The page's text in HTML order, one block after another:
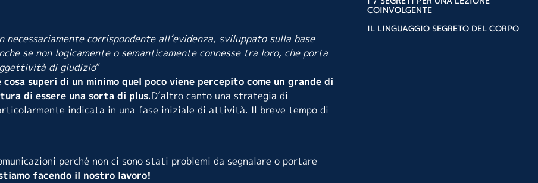
necessariamente corrispondente all’evidenza, sviluppato sulla base
se non logicamente o semanticamente connesse tra loro, che porta
di giudizio”
superi di un minimo quel poco viene percepito come un grande di
di essere una sorta di plus.D’altro canto una strategia di
indicata in una fase iniziale di attività. Il breve tempo di
perché non ci sono stati problemi da segnalare o portare
facendo il nostro lavoro!
COINVOLGENTE
IL LINGUAGGIO SEGRETO DEL CORPO